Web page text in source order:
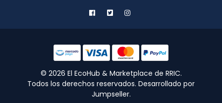
© 2026 El EcoHub & Marketplace de RRIC.
Todos los derechos reservados. Desarrollado por
Jumpseller.